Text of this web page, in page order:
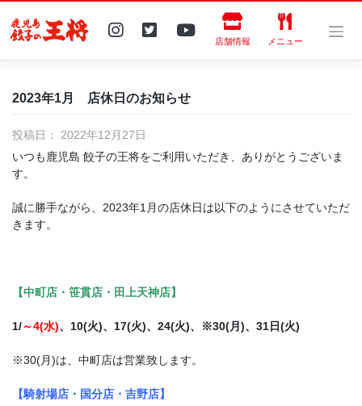
content
店舗情報 メニュー
2023年1月 店休日のお知らせ
投稿日： 2022年12月27日
いつも鹿児島 餃子の王将をご利用いただき、ありがとうございま
す。
誠に勝手ながら、2023年1月の店休日は以下のようにさせていただ
きます。
【中町店・笹貫店・田上天神店】
1/～4(水)、10(火)、17(火)、24(火)、※30(月)、31日(火)
※30(月)は、中町店は営業致します。
【騎射場店・国分店・吉野店】